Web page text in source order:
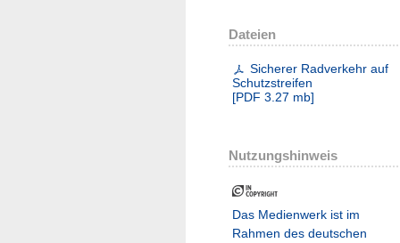
Dateien
Sicherer Radverkehr auf
Schutzstreifen
[PDF 3.27 mb]
Nutzungshinweis
Das Medienwerk ist im
Rahmen des deutschen